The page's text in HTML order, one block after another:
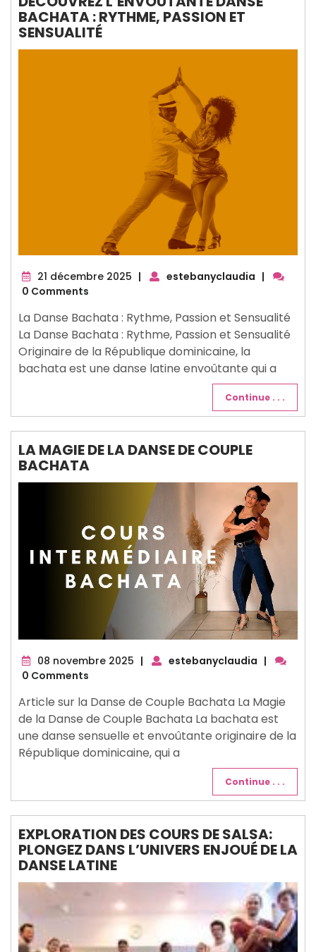
BACHATA : RYTHME, PASSION ET
SENSUALITÉ
21 décembre 2025 21| estebanyclaudia |
0 Comments
La Danse Bachata : Rythme, Passion et Sensualité
La Danse Bachata : Rythme, Passion et Sensualité
Originaire de la République dominicaine, la
bachata est une danse latine envoûtante qui a
Continue . . .
LA MAGIE DE LA DANSE DE COUPLE
BACHATA
08 novembre 2025 08
| estebanyclaudia |
0 Comments
Article sur la Danse de Couple Bachata La Magie
de la Danse de Couple Bachata La bachata est
une danse sensuelle et envoûtante originaire de la
République dominicaine, qui a
Continue . . .
EXPLORATION DES COURS DE SALSA:
PLONGEZ DANS L’UNIVERS ENJOUÉ DE LA
DANSE LATINE